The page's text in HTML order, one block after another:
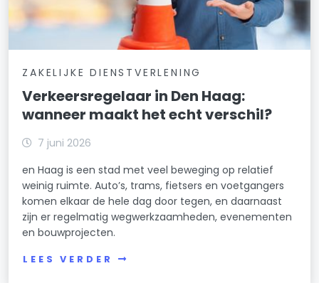
ZAKELIJKE DIENSTVERLENING
Verkeersregelaar in Den Haag:
wanneer maakt het echt verschil?
7 juni 2026
en Haag is een stad met veel beweging op relatief
weinig ruimte. Auto’s, trams, fietsers en voetgangers
komen elkaar de hele dag door tegen, en daarnaast
zijn er regelmatig wegwerkzaamheden, evenementen
en bouwprojecten.
LEES VERDER